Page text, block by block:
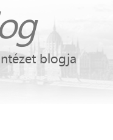
blogja